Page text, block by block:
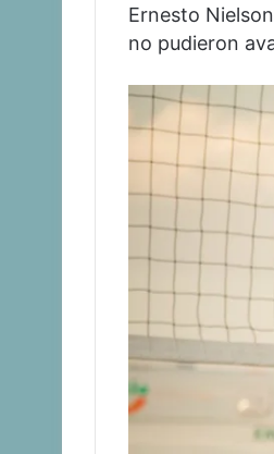
Ernesto
no pudieron